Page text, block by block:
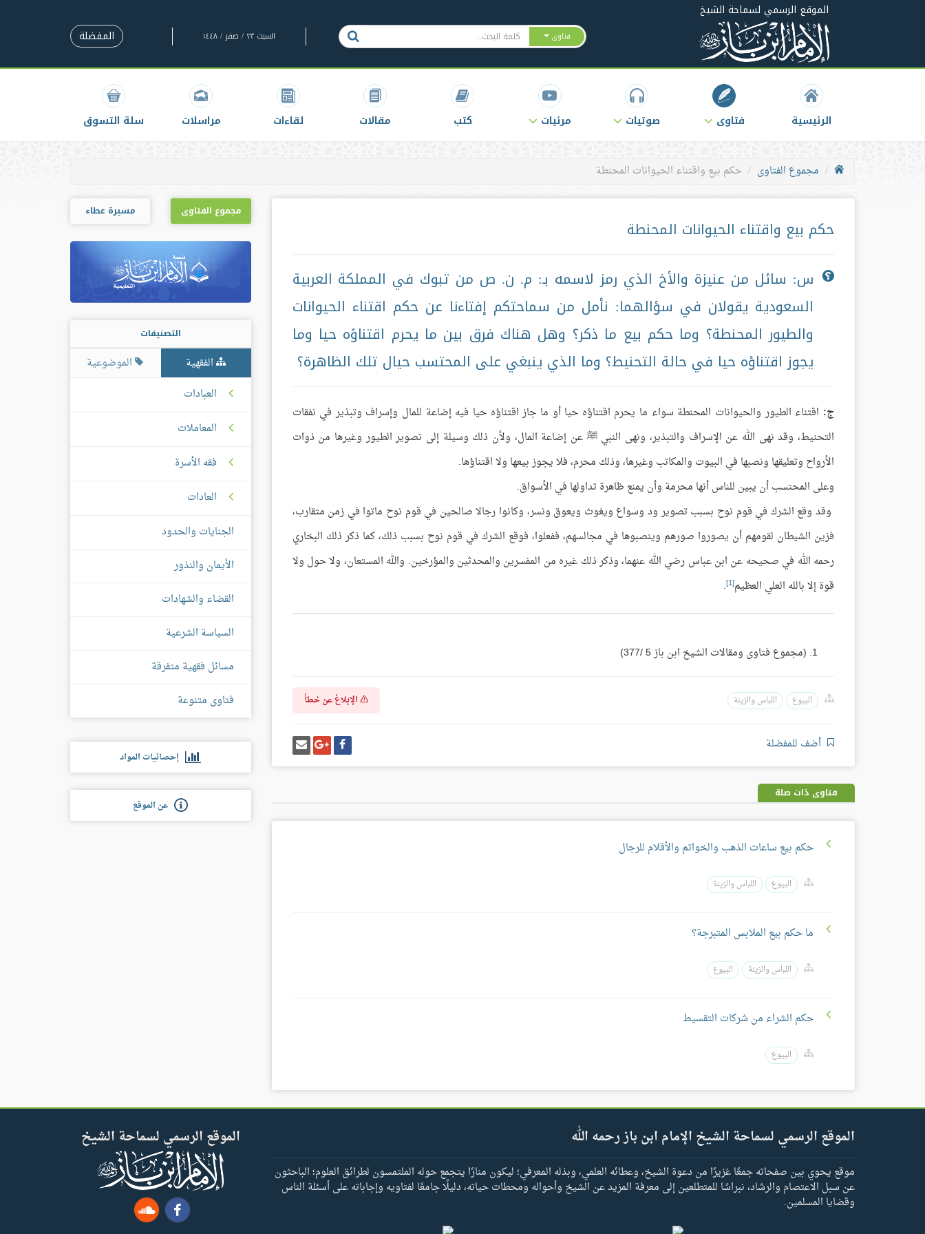
الموقع الرسمي لسماحة الشيخ
فتاوى السبت ٢٣ / صفر / ١٤٤٨ المفضلة
الرئيسية فتاوى صوتيات مرئيات كتب مقالات لقاءات مراسلات سلة التسوق
مجموع الفتاوى حكم بيع واقتناء الحيوانات المحنطة
حكم بيع واقتناء الحيوانات المحنطة
س: سائل من عنيزة والأخ الذي رمز لاسمه بـ: م. ن. ص من تبوك في المملكة العربية
السعودية يقولان في سؤالهما: نأمل من سماحتكم إفتاءنا عن حكم اقتناء الحيوانات
والطيور المحنطة؟ وما حكم بيع ما ذكر؟ وهل هناك فرق بين ما يحرم اقتناؤه حيا وما
يجوز اقتناؤه حيا في حالة التحنيط؟ وما الذي ينبغي على المحتسب حيال تلك الظاهرة؟
ج: اقتناء الطيور والحيوانات المحنطة سواء ما يحرم اقتناؤه حيا أو ما جاز اقتناؤه حيا فيه إضاعة للمال وإسراف وتبذير في نفقات
التحنيط، وقد نهى الله عن الإسراف والتبذير، ونهى النبي ﷺ عن إضاعة المال، ولأن ذلك وسيلة إلى تصوير الطيور وغيرها من ذوات
الأرواح وتعليقها ونصبها في البيوت والمكاتب وغيرها، وذلك محرم، فلا يجوز بيعها ولا اقتناؤها.
وعلى المحتسب أن يبين للناس أنها محرمة وأن يمنع ظاهرة تداولها في الأسواق.
وقد وقع الشرك في قوم نوح بسبب تصوير ود وسواع ويغوث ويعوق ونسر، وكانوا رجالا صالحين في قوم نوح ماتوا في زمن متقارب،
فزين الشيطان لقومهم أن يصوروا صورهم وينصبوها في مجالسهم، ففعلوا، فوقع الشرك في قوم نوح بسبب ذلك، كما ذكر ذلك البخاري
رحمه الله في صحيحه عن ابن عباس رضي الله عنهما، وذكر ذلك غيره من المفسرين والمحدثين والمؤرخين. والله المستعان، ولا حول ولا
قوة إلا بالله العلي العظيم[1]
.
(مجموع فتاوى ومقالات الشيخ ابن باز 5 /377)
البيوع اللباس والزينة الإبلاغ عن خطأ
أضف للمفضلة شارك
على
فيسبوك
شارك
على
غوغل
بلس
إرسل
إيميل
فتاوى ذات صلة
حكم بيع ساعات الذهب والخواتم والأقلام للرجال
البيوع اللباس والزينة
ما حكم بيع الملابس المتبرجة؟
اللباس والزينة البيوع
حكم الشراء من شركات التقسيط
البيوع
مجموع الفتاوى مسيرة عطاء
التصنيفات
الفقهية
الموضوعية
العبادات
المعاملات
فقه الأسرة
العادات
الجنايات والحدود
الأيمان والنذور
القضاء والشهادات
السياسة الشرعية
مسائل فقهية متفرقة
فتاوى متنوعة
إحصائيات المواد
عن الموقع
الموقع الرسمي لسماحة الشيخ الإمام ابن باز رحمه الله
موقع يحوي بين صفحاته جمعًا غزيرًا من دعوة الشيخ، وعطائه العلمي، وبذله المعرفي؛ ليكون منارًا يتجمع حوله الملتمسون لطرائق العلوم؛ الباحثون
عن سبل الاعتصام والرشاد، نبراسًا للمتطلعين إلى معرفة المزيد عن الشيخ وأحواله ومحطات حياته، دليلًا جامعًا لفتاويه وإجاباته على أسئلة الناس
وقضايا المسلمين.
الموقع الرسمي لسماحة الشيخ